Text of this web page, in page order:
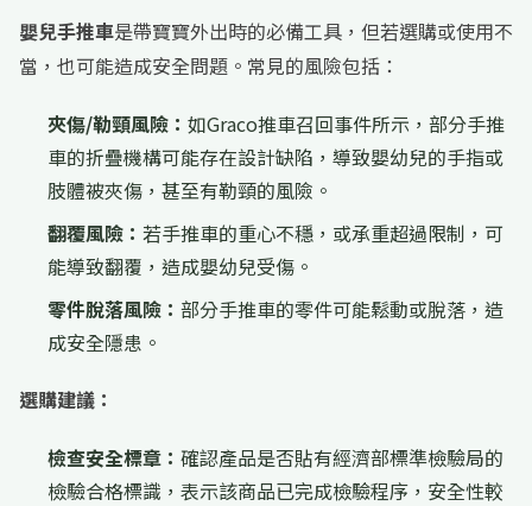
嬰兒手推車是帶寶寶外出時的必備工具，但若選購或使用不
當，也可能造成安全問題。常見的風險包括：
夾傷/勒頸風險： 如Graco推車召回事件所示，部分手推
車的折疊機構可能存在設計缺陷，導致嬰幼兒的手指或
肢體被夾傷，甚至有勒頸的風險。
翻覆風險： 若手推車的重心不穩，或承重超過限制，可
能導致翻覆，造成嬰幼兒受傷。
零件脫落風險： 部分手推車的零件可能鬆動或脫落，造
成安全隱患。
選購建議：
檢查安全標章： 確認產品是否貼有經濟部標準檢驗局的
檢驗合格標識，表示該商品已完成檢驗程序，安全性較